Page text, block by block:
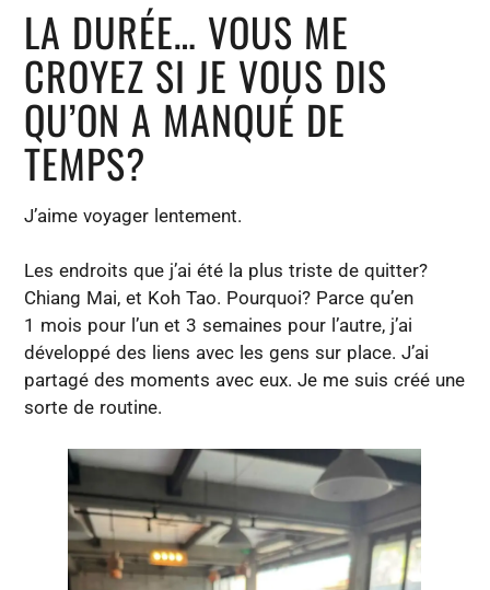
LA DURÉE… VOUS ME
CROYEZ SI JE VOUS DIS
QU’ON A MANQUÉ DE
TEMPS?
J’aime voyager lentement.
Les endroits que j’ai été la plus triste de quitter?
Chiang Mai, et Koh Tao. Pourquoi? Parce qu’en
1 mois pour l’un et 3 semaines pour l’autre, j’ai
développé des liens avec les gens sur place. J’ai
partagé des moments avec eux. Je me suis créé une
sorte de routine.